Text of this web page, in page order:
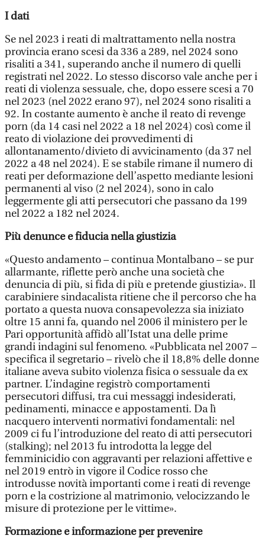
I dati
Se nel 2023 i reati di maltrattamento nella nostra
provincia erano scesi da 336 a 289, nel 2024 sono
risaliti a 341, superando anche il numero di quelli
registrati nel 2022. Lo stesso discorso vale anche per i
reati di violenza sessuale, che, dopo essere scesi a 70
nel 2023 (nel 2022 erano 97), nel 2024 sono risaliti a
92. In costante aumento è anche il reato di revenge
porn (da 14 casi nel 2022 a 18 nel 2024) così come il
reato di violazione dei provvedimenti di
allontanamento/divieto di avvicinamento (da 37 nel
2022 a 48 nel 2024). E se stabile rimane il numero di
reati per deformazione dell’aspetto mediante lesioni
permanenti al viso (2 nel 2024), sono in calo
leggermente gli atti persecutori che passano da 199
nel 2022 a 182 nel 2024.
Più denunce e fiducia nella giustizia
«Questo andamento – continua Montalbano – se pur
allarmante, riflette però anche una società che
denuncia di più, si fida di più e pretende giustizia». Il
carabiniere sindacalista ritiene che il percorso che ha
portato a questa nuova consapevolezza sia iniziato
oltre 15 anni fa, quando nel 2006 il ministero per le
Pari opportunità affidò all’Istat una delle prime
grandi indagini sul fenomeno. «Pubblicata nel 2007 –
specifica il segretario – rivelò che il 18,8% delle donne
italiane aveva subito violenza fisica o sessuale da ex
partner. L’indagine registrò comportamenti
persecutori diffusi, tra cui messaggi indesiderati,
pedinamenti, minacce e appostamenti. Da lì
nacquero interventi normativi fondamentali: nel
2009 ci fu l’introduzione del reato di atti persecutori
(stalking); nel 2013 fu introdotta la legge del
femminicidio con aggravanti per relazioni affettive e
nel 2019 entrò in vigore il Codice rosso che
introdusse novità importanti come i reati di revenge
porn e la costrizione al matrimonio, velocizzando le
misure di protezione per le vittime».
Formazione e informazione per prevenire